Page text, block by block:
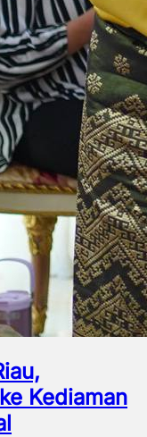
Kediaman